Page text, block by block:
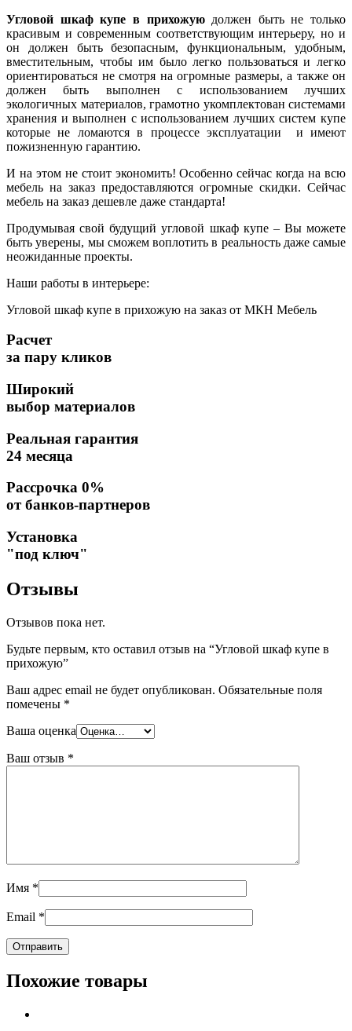
Угловой шкаф купе в прихожуюдолжен быть не только
красивым и современным соответствующим интерьеру, но и
он должен быть безопасным, функциональным, удобным,
вместительным, чтобы им было легко пользоваться и легко
ориентироваться не смотря на огромные размеры, а также он
должен быть выполнен с использованием лучших
экологичных материалов, грамотно укомплектован системами
хранения и выполнен с использованием лучших систем купе
которые не ломаются в процессе эксплуатации и имеют
пожизненную гарантию.
И на этом не стоит экономить! Особенно сейчас когда на всю
мебель на заказ предоставляются огромные скидки. Сейчас
мебель на заказ дешевле даже стандарта!
Продумывая свой будущий угловой шкаф купе – Вы можете
быть уверены, мы сможем воплотить в реальность даже самые
неожиданные проекты.
Наши работы в интерьере:
Угловой шкаф купе в прихожую на заказ от МКН Мебель
Расчет
за пару кликов
Широкий
выбор материалов
Реальная гарантия
24 месяца
Рассрочка 0%
от банков-партнеров
Установка
"под ключ"
Отзывы
Отзывов пока нет.
Будьте первым, кто оставил отзыв на “Угловой шкаф купе в
прихожую”
Ваш адрес email не будет опубликован. Обязательные поля
помечены *
Ваша оценка
Ваш отзыв *
Имя *
Email *
Похожие товары